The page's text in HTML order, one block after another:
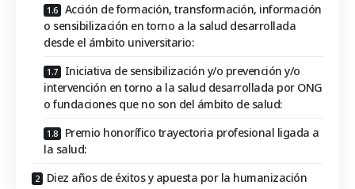
Acción de formación, transformación, información
o sensibilización en torno a la salud desarrollada
desde el ámbito universitario:
Iniciativa de sensibilización y/o prevención y/o
intervención en torno a la salud desarrollada por ONG
o fundaciones que no son del ámbito de salud:
Premio honorífico trayectoria profesional ligada a
la salud:
Diez años de éxitos y apuesta por la humanización